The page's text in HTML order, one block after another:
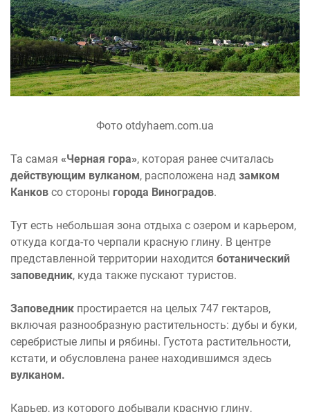
Фото otdyhaem.com.ua
Та самая «Черная гора», которая ранее считалась
действующим вулканом, расположена над замком
Канков со стороны города Виноградов.
Тут есть небольшая зона отдыха с озером и карьером,
откуда когда-то черпали красную глину. В центре
представленной территории находится ботанический
заповедник, куда также пускают туристов.
Заповедник простирается на целых 747 гектаров,
включая разнообразную растительность: дубы и буки,
серебристые липы и рябины. Густота растительности,
кстати, и обусловлена ранее находившимся здесь
вулканом.
Карьер, из которого добывали красную глину,